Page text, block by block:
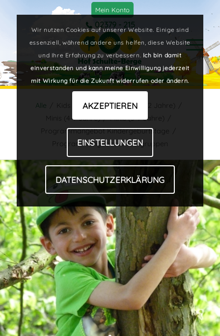
Mein Konto
02379 - 215
Alle Kids (7-12 Jahre) / Kids (7-12 Jahre)
Minis (4-7 Jahre) / Minis (5-7 Jahre)
Programmangebot Kindergeburtstage
Programmangebot Kindergruppen
Wir nutzen Cookies auf unserer Website. Einige sind
essenziell, während andere uns helfen, diese Website
und Ihre Erfahrung zu verbessern. Ich bin damit
einverstanden und kann meine Einwilligung jederzeit
mit Wirkung für die Zukunft widerrufen oder ändern.
AKZEPTIEREN
EINSTELLUNGEN
DATENSCHUTZERKLÄRUNG